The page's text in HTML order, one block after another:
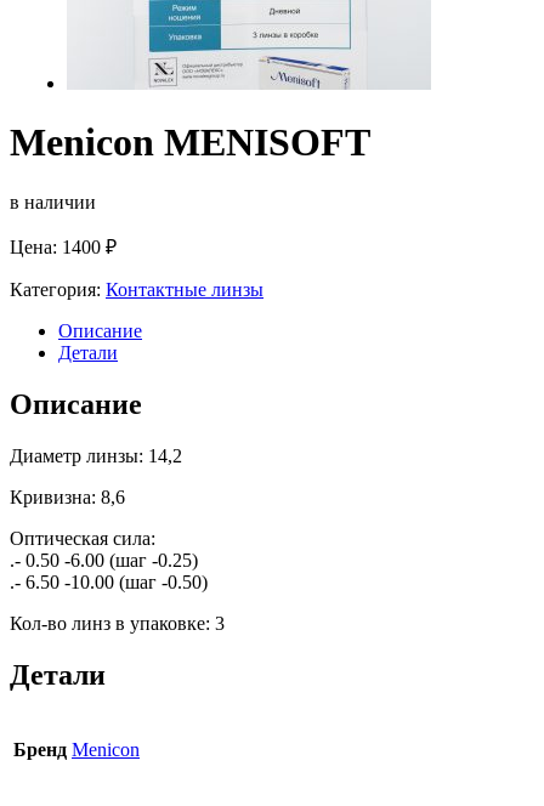
Menicon MENISOFT
в наличии
Цена: 1400 ₽
Категория: Контактные линзы
Описание
Детали
Описание
Диаметр линзы: 14,2
Кривизна: 8,6
Оптическая сила:
.- 0.50 -6.00 (шаг -0.25)
.- 6.50 -10.00 (шаг -0.50)
Кол-во линз в упаковке: 3
Детали
Бренд Menicon